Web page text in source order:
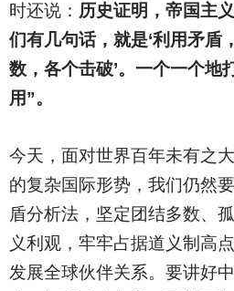
时还说： 历史证明，帝国主
们有几句话，就是‘利用矛盾
数，各个击破’。一个一个地
用”。
今天，面对世界百年未有之
的复杂国际形势，我们仍然
盾分析法，坚定团结多数、
义利观，牢牢占据道义制高
发展全球伙伴关系。要讲好